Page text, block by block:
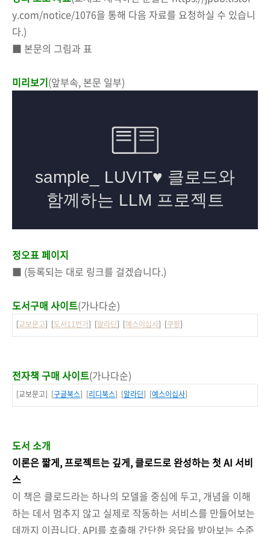
y.com/notice/1076을 통해 다음 자료를 요청하실 수 있습니
다.)
■ 본문의 그림과 표
미리보기(앞부속, 본문 일부)
정오표 페이지
■ (등록되는 대로 링크를 걸겠습니다.)
도서구매 사이트(가나다순)
[교보문고] [도서11번가] [알라딘] [예스이십사] [쿠팡]
전자책 구매 사이트(가나다순)
[교보문고] [구글북스] [리디북스] [알라딘] [예스이십사]
도서 소개
이론은 짧게, 프로젝트는 깊게, 클로드로 완성하는 첫 AI 서비
스
이 책은 클로드라는 하나의 모델을 중심에 두고, 개념을 이해
하는 데서 멈추지 않고 실제로 작동하는 서비스를 만들어보는
데까지 이끕니다. API를 호출해 간단한 응답을 받아보는 수준